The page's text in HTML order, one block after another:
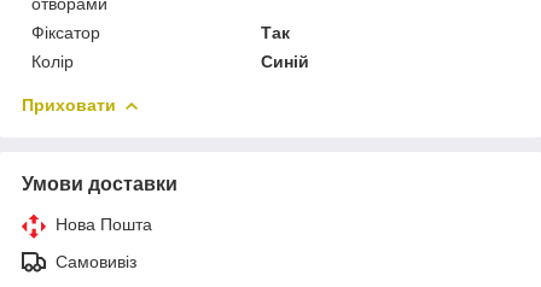
Фіксатор
Так
Колір
Синій
Приховати
Умови доставки
Нова Пошта
Самовивіз